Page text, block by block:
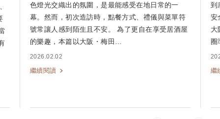
色燈光交織出的氛圍，是最能感受在地日常的一
幕。然而，初次造訪時，點餐方式、禮儀與菜單符
號常讓人感到陌生且不安。 為了更自在享受居酒屋
的樂趣，本篇以大阪・梅田…
2026.02.02
繼續閱讀
到
安
大
繼